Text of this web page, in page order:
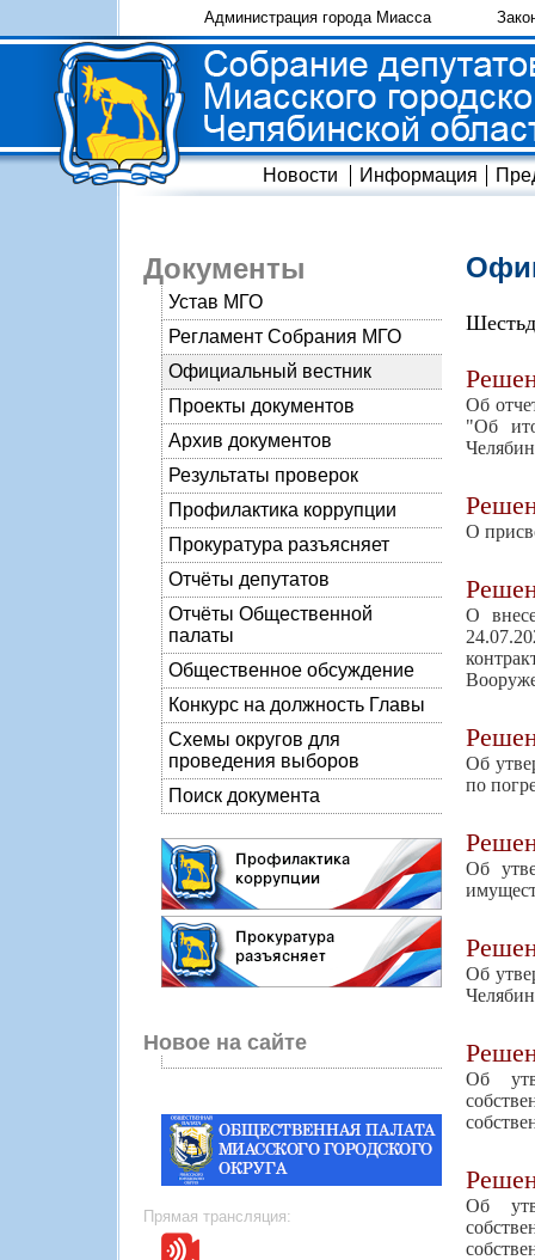
Администрация города Миасса
Новости Информация
Документы
Устав МГО
Регламент Собрания МГО
Официальный вестник
Проекты документов
Архив документов
Результаты проверок
Профилактика коррупции
Прокуратура разъясняет
Отчёты депутатов
Отчёты Общественной
палаты
Общественное обсуждение
Конкурс на должность Главы
Схемы округов для
проведения выборов
Поиск документа
Новое на сайте
Прямая трансляция:
Об
"Об
О
О
Об
по
Об
Об
Об
Об